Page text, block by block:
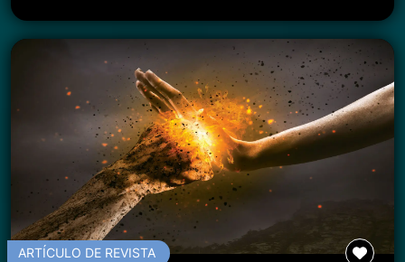
ARTÍCULO DE REVISTA